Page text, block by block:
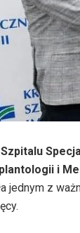
Szpitalu
i
jednym z